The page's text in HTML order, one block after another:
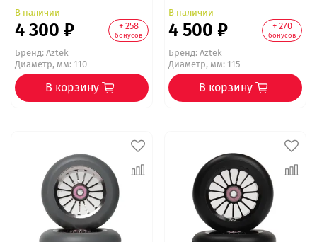
В наличии
4 300 ₽ + 258
бонусов
Бренд:Aztek
Диаметр, мм: 110
В корзину
В наличии
4 500 ₽ + 270
бонусов
Бренд:Aztek
Диаметр, мм: 115
В корзину